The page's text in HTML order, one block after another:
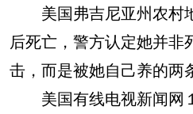
美国弗吉尼亚州农村
后死亡，警方认定她并非
击，而是被她自己养的两
美国有线电视新闻网